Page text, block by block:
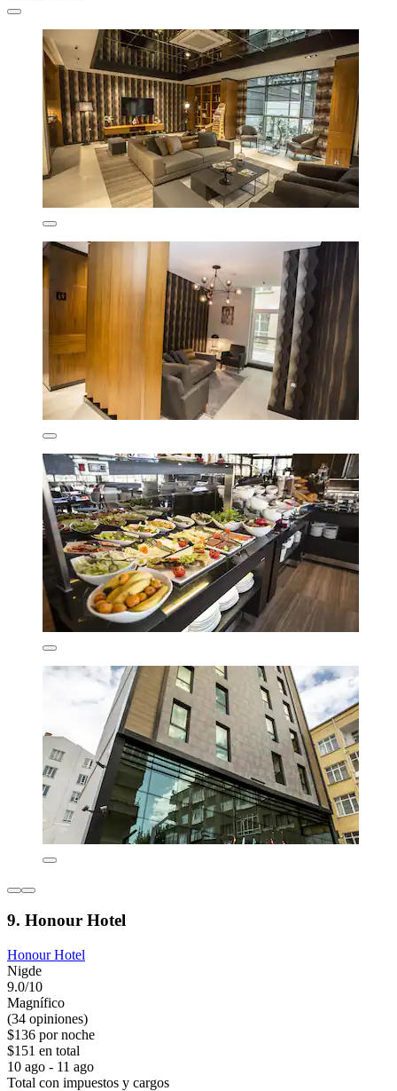
9. Honour Hotel
Honour Hotel
Nigde
9.0/10
Magnífico
(34 opiniones)
$136 por noche
$151 en total
10 ago - 11 ago
Total con impuestos y cargos